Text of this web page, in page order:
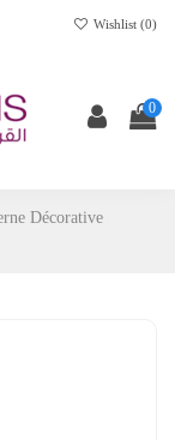
Wishlist (0)
0
Décorative